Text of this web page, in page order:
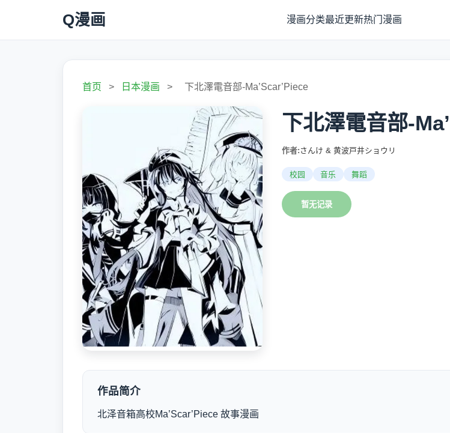
Q漫画 漫画分类最近更新热门漫画
首页 > 日本漫画 > 下北澤電音部-Ma’Scar’Piece
下北澤電音部-
作者: さんけ & 黄波戸井ショウリ
校园 音乐 舞蹈
暂无记录
作品简介
北泽音箱高校Ma’Scar’Piece 故事漫画